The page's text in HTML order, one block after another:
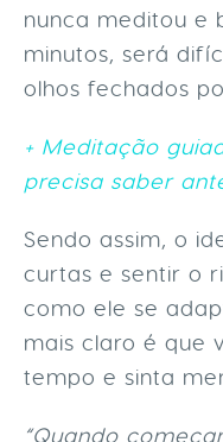
nunca meditou e
minutos, será
olhos fechados
+ Meditação
precisa saber
Sendo assim, o
curtas e sentir o
como ele se
mais claro é que
tempo e sinta
“Quando